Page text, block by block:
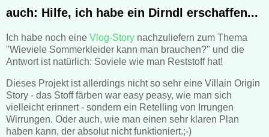
auch: Hilfe, ich habe ein Dirndl erschaffen...
Ich habe noch eine Vlog-Story nachzuliefern zum Thema
"Wieviele Sommerkleider kann man brauchen?" und die
Antwort ist natürlich: Soviele wie man Reststoff hat!
Dieses Projekt ist allerdings nicht so sehr eine Villain Origin
Story - das Stoff färben war easy peasy, wie man sich
vielleicht erinnert - sondern ein Retelling von Irrungen
Wirrungen. Oder auch, wie man einen sehr klaren Plan
haben kann, der absolut nicht funktioniert.;-)